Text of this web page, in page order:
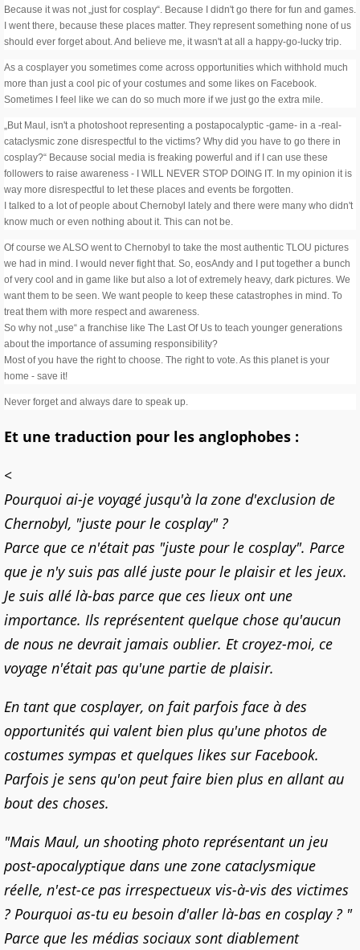
Because it was not „just for cosplay“. Because I didn't go there for fun and games.
I went there, because these places matter. They represent something none of us
should ever forget about. And believe me, it wasn't at all a happy-go-lucky trip.
As a cosplayer you sometimes come across opportunities which withhold much
more than just a cool pic of your costumes and some likes on Facebook.
Sometimes I feel like we can do so much more if we just go the extra mile.
„But Maul, isn't a photoshoot representing a postapocalyptic -game- in a -real-
cataclysmic zone disrespectful to the victims? Why did you have to go there in
cosplay?“ Because social media is freaking powerful and if I can use these
followers to raise awareness - I WILL NEVER STOP DOING IT. In my opinion it is
way more disrespectful to let these places and events be forgotten.
I talked to a lot of people about Chernobyl lately and there were many who didn't
know much or even nothing about it. This can not be.
Of course we ALSO went to Chernobyl to take the most authentic TLOU pictures
we had in mind. I would never fight that. So, eosAndy and I put together a bunch
of very cool and in game like but also a lot of extremely heavy, dark pictures. We
want them to be seen. We want people to keep these catastrophes in mind. To
treat them with more respect and awareness.
So why not „use“ a franchise like The Last Of Us to teach younger generations
about the importance of assuming responsibility?
Most of you have the right to choose. The right to vote. As this planet is your
home - save it!
Never forget and always dare to speak up.
Et une traduction pour les anglophobes :
<
Pourquoi ai-je voyagé jusqu'à la zone d'exclusion de
Chernobyl, "juste pour le cosplay" ?
Parce que ce n'était pas "juste pour le cosplay". Parce
que je n'y suis pas allé juste pour le plaisir et les jeux.
Je suis allé là-bas parce que ces lieux ont une
importance. Ils représentent quelque chose qu'aucun
de nous ne devrait jamais oublier. Et croyez-moi, ce
voyage n'était pas qu'une partie de plaisir.
En tant que cosplayer, on fait parfois face à des
opportunités qui valent bien plus qu'une photos de
costumes sympas et quelques likes sur Facebook.
Parfois je sens qu'on peut faire bien plus en allant au
bout des choses.
"Mais Maul, un shooting photo représentant un jeu
post-apocalyptique dans une zone cataclysmique
réelle, n'est-ce pas irrespectueux vis-à-vis des victimes
? Pourquoi as-tu eu besoin d'aller là-bas en cosplay ? "
Parce que les médias sociaux sont diablement